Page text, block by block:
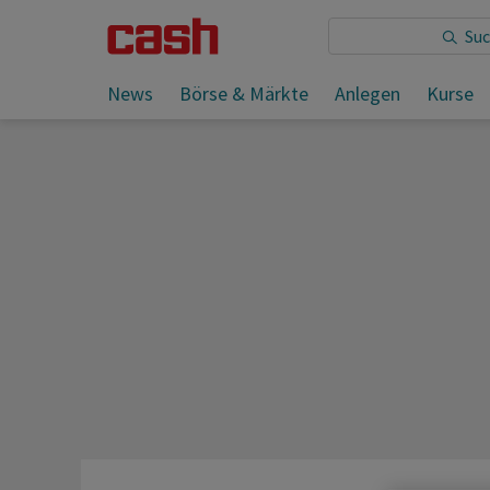
News Börse & Märkte Anlegen Kurse
Sie lesen: